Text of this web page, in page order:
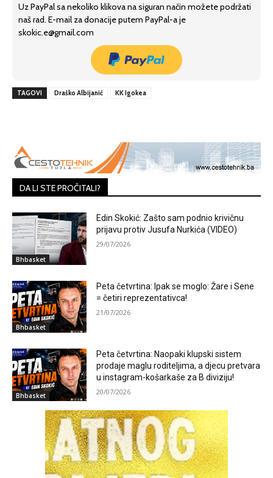
Uz PayPal sa nekoliko klikova na siguran način možete podržati
naš rad. E-mail za donacije putem PayPal-a je
skokic.e@gmail.com
TAGOVI Draško Albijanić KK Igokea
DA LI STE PROČITALI?
Bhbasket
Edin Skokić: Zašto sam podnio krivičnu
prijavu protiv Jusufa Nurkića (VIDEO)
29/07/2026
Bhbasket
Peta četvrtina: Ipak se moglo: Žare i Sene
= četiri reprezentativca!
21/07/2026
Bhbasket
Peta četvrtina: Naopaki klupski sistem
prodaje maglu roditeljima, a djecu pretvara
u instagram-košarkaše za B diviziju!
20/07/2026